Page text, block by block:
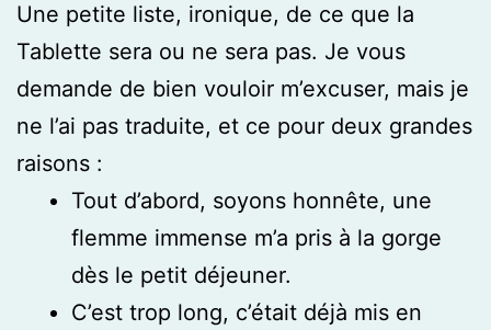
Une petite liste, ironique, de ce que la
Tablette sera ou ne sera pas. Je vous
demande de bien vouloir m’excuser, mais je
ne l’ai pas traduite, et ce pour deux grandes
raisons :
Tout d’abord, soyons honnête, une
flemme immense m’a pris à la gorge
dès le petit déjeuner.
C’est trop long, c’était déjà mis en